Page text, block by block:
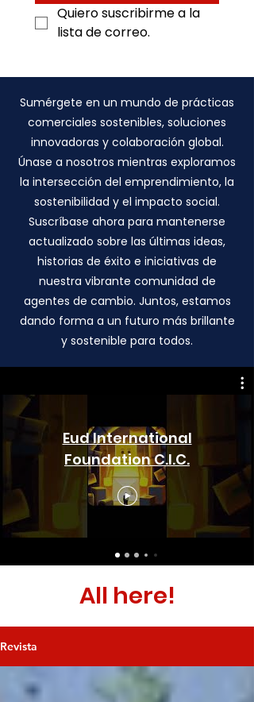
Quiero suscribirme a la
lista de correo.
Sumérgete en un mundo de prácticas
comerciales sostenibles, soluciones
innovadoras y colaboración global.
Únase a nosotros mientras exploramos
la intersección del emprendimiento, la
sostenibilidad y el impacto social.
Suscríbase ahora para mantenerse
actualizado sobre las últimas ideas,
historias de éxito e iniciativas de
nuestra vibrante comunidad de
agentes de cambio. Juntos, estamos
dando forma a un futuro más brillante
y sostenible para todos.
Eud International
Foundation C.I.C.
All here!
Revista